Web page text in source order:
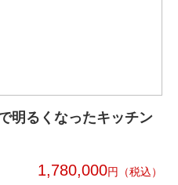
明るくなったキッチン
1,780,000円